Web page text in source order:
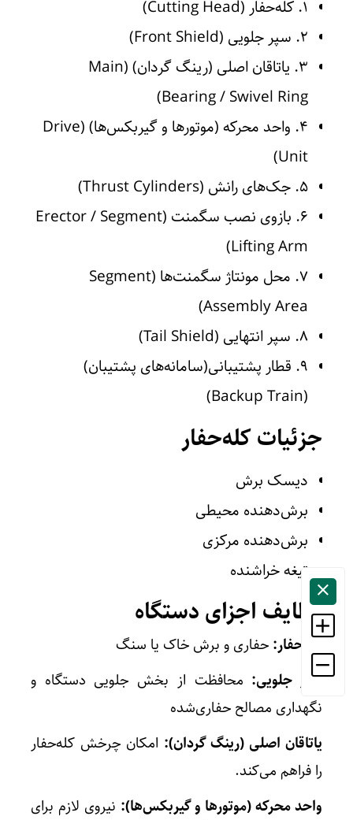
۱. کله‌حفار (Cutting Head)
۲. سپر جلویی (Front Shield)
۳. یاتاقان اصلی (رینگ گردان) (Main
Bearing / Swivel Ring)
۴. واحد محرکه (موتورها و گیربکس‌ها) (Drive
Unit)
۵. جک‌های رانش (Thrust Cylinders)
۶. بازوی نصب سگمنت (Erector / Segment
Lifting Arm)
۷. محل مونتاژ سگمنت‌ها (Segment
Assembly Area)
۸. سپر انتهایی (Tail Shield)
۹. قطار پشتیبانی(سامانه‌های پشتیبان)
(Backup Train)
جزئیات کله‌حفار
دیسک برش
برش‌دهنده محیطی
برش‌دهنده مرکزی
تیغه خراشنده
وظایف اجزای دستگاه
کله‌حفار: حفاری و برش خاک یا سنگ
سپر جلویی: محافظت از بخش جلویی دستگاه و
نگهداری مصالح حفاری‌شده
یاتاقان اصلی (رینگ گردان): امکان چرخش کله‌حفار
را فراهم می‌کند.
واحد محرکه (موتورها و گیربکس‌ها): نیروی لازم برای